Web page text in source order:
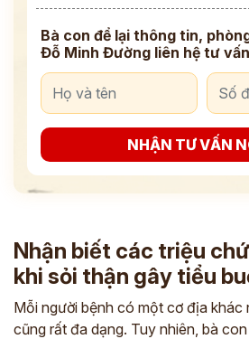
Bà con để lại thông tin,
Đỗ Minh Đường liên hệ tư
NHẬN TƯ VẤN
Nhận biết các triệu
khi sỏi thận gây tiểu
Mỗi người bệnh có một cơ địa khác
cũng rất đa dạng. Tuy nhiên, bà